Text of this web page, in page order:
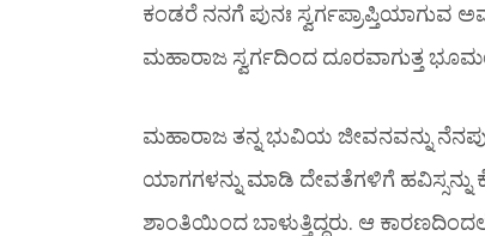
ಕಂಡರೆ ನನಗೆ ಪುನಃ ಸ್ವರ್ಗಪ್ರಾಪ್ತಿಯಾಗುವ
ಮಹಾರಾಜ ಸ್ವರ್ಗದಿಂದ ದೂರವಾಗುತ್ತ
ಮಹಾರಾಜ ತನ್ನ ಭುವಿಯ ಜೀವನವನ್ನು
ಯಾಗಗಳನ್ನು ಮಾಡಿ ದೇವತೆಗಳಿಗೆ ಹವಿಸ್ಸನ್ನು
ಶಾಂತಿಯಿಂದ ಬಾಳುತ್ತಿದ್ದರು. ಆ